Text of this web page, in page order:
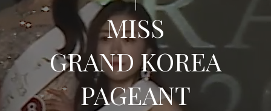
MISS
GRAND KOREA
PAGEANT